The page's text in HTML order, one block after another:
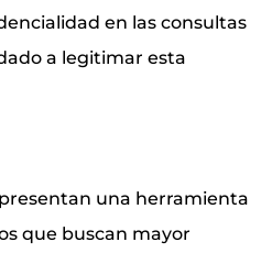
en las consultas
a legitimar esta
una herramienta
que buscan mayor